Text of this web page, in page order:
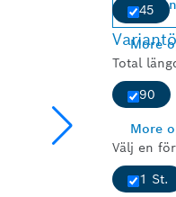
45
More
Total
90
More
Välj en
1 St.